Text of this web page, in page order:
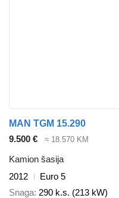
MAN TGM 15.290
9.500 €
≈ 18.570 KM
Kamion šasija
2012
Euro 5
Snaga 290 k.s. (213 kW)